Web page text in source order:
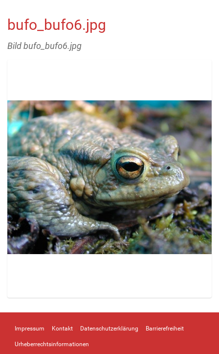
bufo_bufo6.jpg
Bild bufo_bufo6.jpg
e
g
e
Impressum Kontakt Datenschutzerklärung Barrierefreiheit
Urheberrechtsinformationen